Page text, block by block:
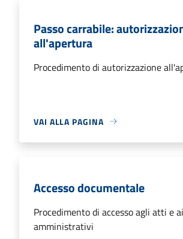
Passo carrabile:
all'apertura
Procedimento di autorizzazione
VAI ALLA PAGINA
Accesso documentale
Procedimento di accesso agli atti e
amministrativi